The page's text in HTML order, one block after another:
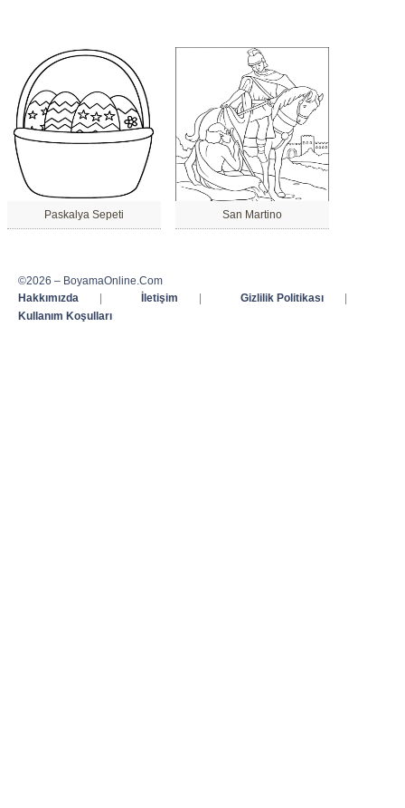
Paskalya Sepeti San Martino
©2026 – BoyamaOnline.Com
Hakkımızda
İletişim Gizlilik Politikası
Kullanım Koşulları